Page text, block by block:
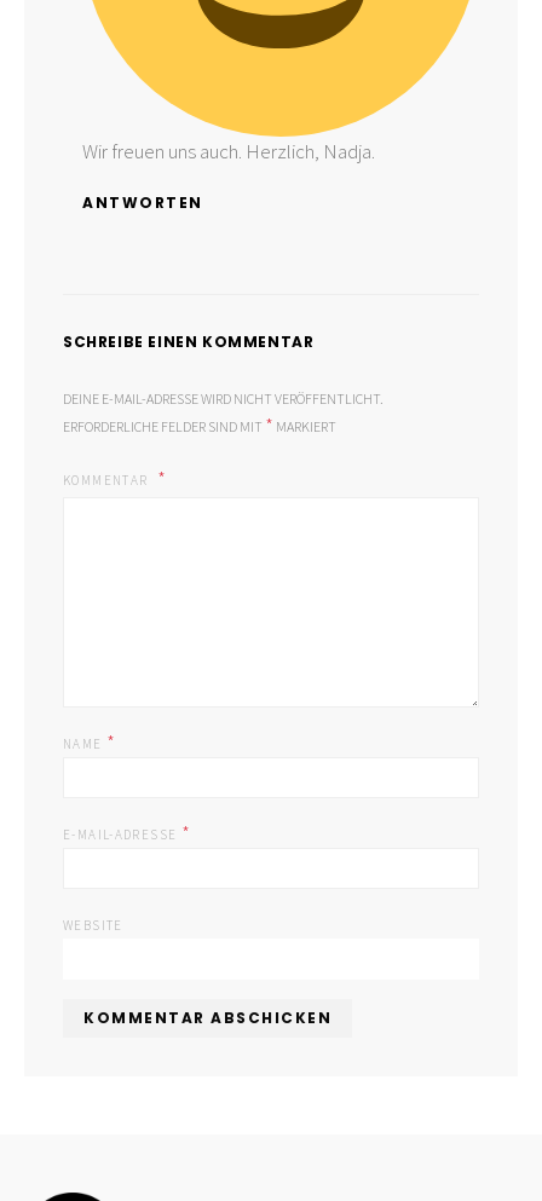
Wir freuen uns auch. Herzlich, Nadja.
ANTWORTEN
SCHREIBE EINEN KOMMENTAR
DEINE E-MAIL-ADRESSE WIRD NICHT VERÖFFENTLICHT.
ERFORDERLICHE FELDER SIND MIT * MARKIERT
KOMMENTAR
NAME *
E-MAIL-ADRESSE *
WEBSITE